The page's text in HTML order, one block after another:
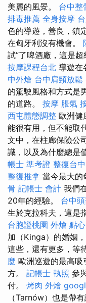
美麗的風景。 台中整
排毒推薦 全身按摩
色的導遊，善良，鎮
在匈牙利沒有機會。
試”了啤酒廠，這是超
按摩課程台北 導遊在
中外燴 台中肩頸放鬆
的駕駛風格和方式是
的道路。 按摩 脹氣
西屯體態調整 歐洲健
能很有用，但不能取
文中，在柱廊保險公
識，以及為什麼總是
帳士 準考證 整復台中
整復推拿 當今最大的
骨 記帳士 會計 我們
20年的經驗。 台中
生於克拉科夫，這是
台胞證桃園 外燴 點心
加（Kinga）的婚姻
這些，還有更多，等
麼 歐洲巡遊的最高
方。 記帳士 執照 參
付。 烤肉 外燴
（Tarnów）也是帶